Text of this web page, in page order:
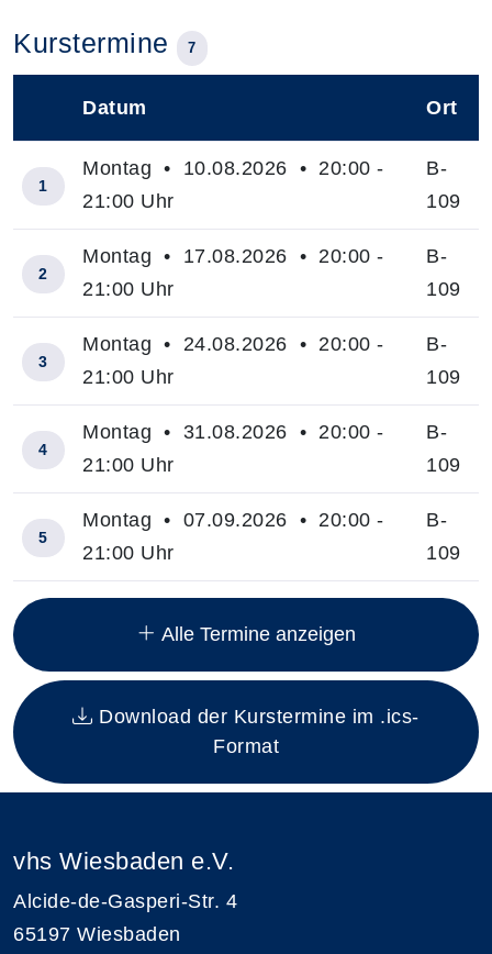
Kurstermine 7
Insgesamt gibt es 7 Termine zum diesen Kurs
Datum Ort
1
Montag • 10.08.2026 • 20:00 -
21:00 Uhr
B-
109
2
Montag • 17.08.2026 • 20:00 -
21:00 Uhr
B-
109
3
Montag • 24.08.2026 • 20:00 -
21:00 Uhr
B-
109
4
Montag • 31.08.2026 • 20:00 -
21:00 Uhr
B-
109
5
Montag • 07.09.2026 • 20:00 -
21:00 Uhr
B-
109
Alle Termine anzeigen
Download der Kurstermine im .ics-
Format
vhs Wiesbaden e.V.
Alcide-de-Gasperi-Str. 4
65197 Wiesbaden